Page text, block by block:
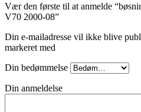
Vær den første til at anmelde
V70 2000-08”
Din e-mailadresse vil ikke blive
markeret med
Din bedømmelse
Din anmeldelse